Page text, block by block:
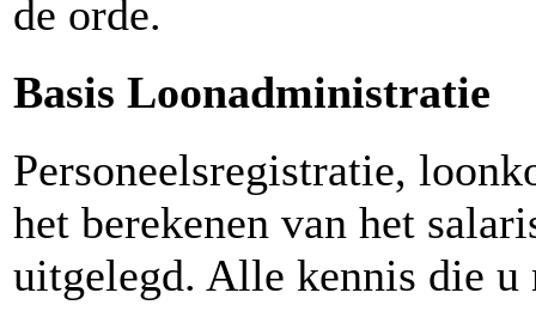
de orde.
Basis Loonadministratie
Personeelsregistratie,
het berekenen van het
uitgelegd. Alle kennis die